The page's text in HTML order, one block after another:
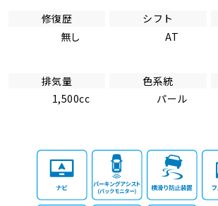
修復歴
無し
シフト
AT
排気量
1,500cc
色系統
パール